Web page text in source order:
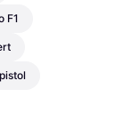
F1